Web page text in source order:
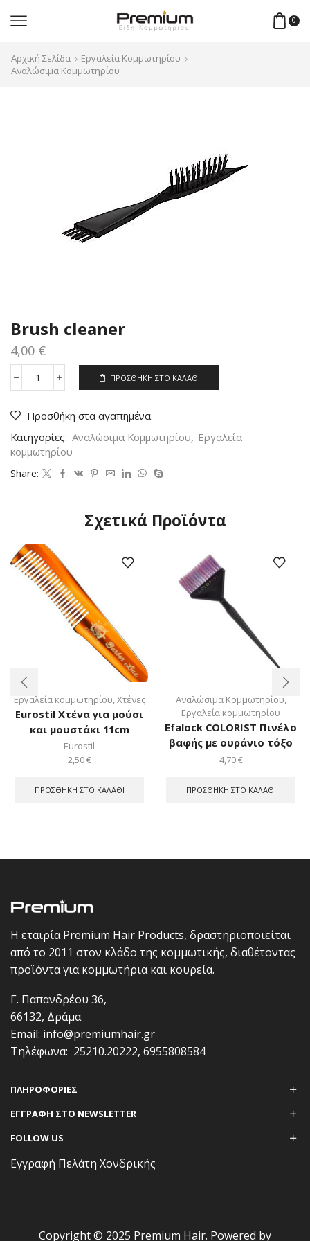
0
Αρχική Σελίδα
Εργαλεία Κομμωτηρίου
Αναλώσιμα Κομμωτηρίου
Brush cleaner
4,00 €
Brush
ΠΡΟΣΘΉΚΗ ΣΤΟ ΚΑΛΆΘΙ
Προσθήκη στα αγαπημένα
Κατηγορίες: Αναλώσιμα Κομμωτηρίου, Εργαλεία
κομμωτηρίου
Share:
Σχετικά Προϊόντα
Εργαλεία κομμωτηρίου,Χτένες
Eurostil Χτένα για μούσι
και μουστάκι 11cm
Eurostil
2,50€
ΠΡΟΣΘΉΚΗ ΣΤΟ ΚΑΛΆΘΙ
Αναλώσιμα Κομμωτηρίου,
Εργαλεία κομμωτηρίου
Efalock COLORIST Πινέλο
βαφής με ουράνιο τόξο
4,70€
ΠΡΟΣΘΉΚΗ ΣΤΟ ΚΑΛΆΘΙ
Η εταιρία Premium Hair Products, δραστηριοποιείται
από το 2011 στον κλάδο της κομμωτικής, διαθέτοντας
προϊόντα για κομμωτήρια και κουρεία.
Γ. Παπανδρέου 36,
66132, Δράμα
Email: info@premiumhair.gr
Τηλέφωνα: 25210.20222, 6955808584
ΠΛΗΡΟΦΟΡΊΕΣ
ΕΓΓΡΑΦΗ ΣΤΟ NEWSLETTER
FOLLOW US
Εγγραφή Πελάτη Χονδρικής
Copyright © 2025 Premium Hair. Powered by